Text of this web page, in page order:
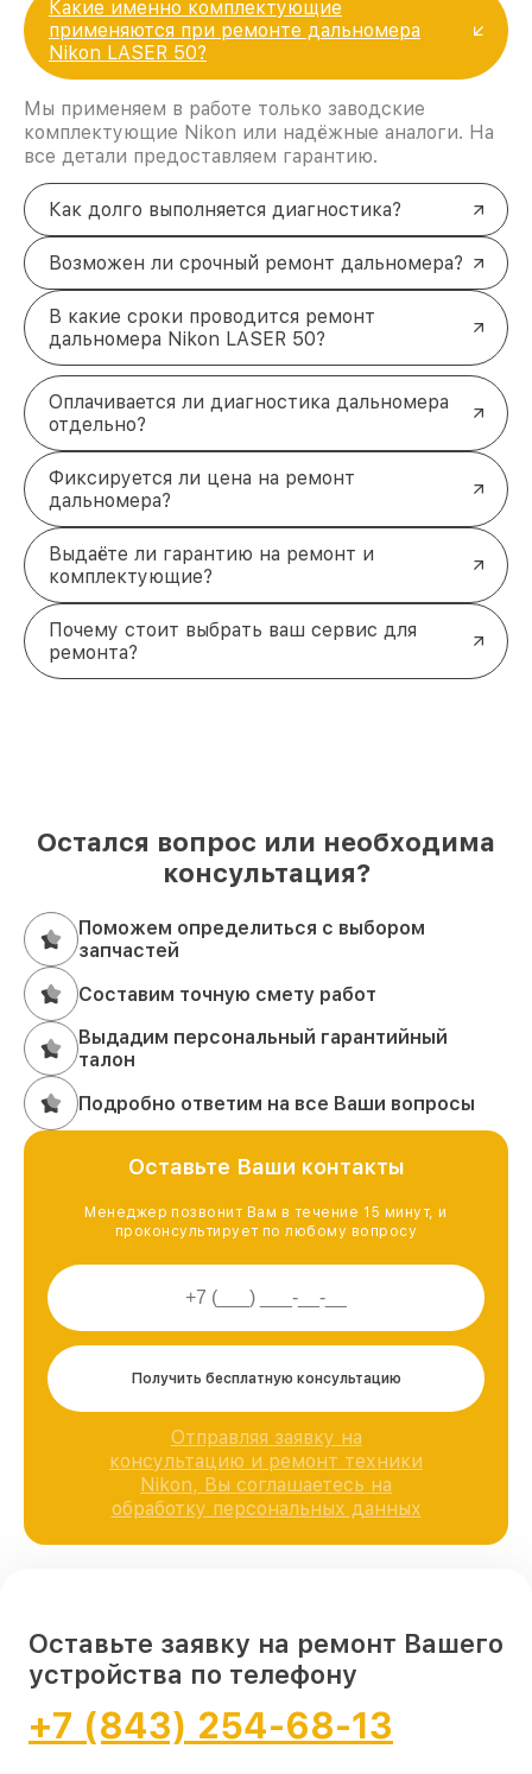
Какие именно комплектующие
применяются при ремонте дальномера
Nikon LASER 50?
Мы применяем в работе только заводские
комплектующие Nikon или надёжные аналоги. На
все детали предоставляем гарантию.
Как долго выполняется диагностика?
Возможен ли срочный ремонт дальномера?
В какие сроки проводится ремонт
дальномера Nikon LASER 50?
Оплачивается ли диагностика дальномера
отдельно?
Фиксируется ли цена на ремонт
дальномера?
Выдаёте ли гарантию на ремонт и
комплектующие?
Почему стоит выбрать ваш сервис для
ремонта?
Остался вопрос или необходима
консультация?
Поможем определиться с выбором
запчастей
Составим точную смету работ
Выдадим персональный гарантийный
талон
Подробно ответим на все Ваши вопросы
Оставьте Ваши контакты
Менеджер позвонит Вам в течение 15 минут, и
проконсультирует по любому вопросу
Получить бесплатную консультацию
Отправляя заявку на
консультацию и ремонт техники
Nikon, Вы соглашаетесь на
обработку персональных данных
Оставьте заявку на ремонт Вашего
устройства по телефону
+7 (843) 254-68-13